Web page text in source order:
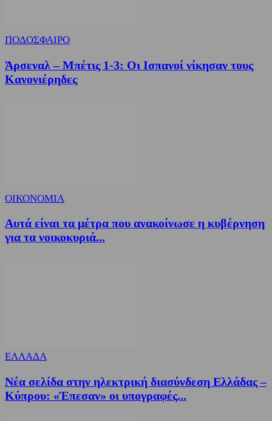
ΠΟΔΟΣΦΑΙΡΟ
Άρσεναλ – Μπέτις 1-3: Οι Ισπανοί νίκησαν τους
Κανονιέρηδες
ΟΙΚΟΝΟΜΙΑ
Αυτά είναι τα μέτρα που ανακοίνωσε η κυβέρνηση
για τα νοικοκυριά...
ΕΛΛΑΔΑ
Νέα σελίδα στην ηλεκτρική διασύνδεση Ελλάδας –
Κύπρου: «Έπεσαν» οι υπογραφές...